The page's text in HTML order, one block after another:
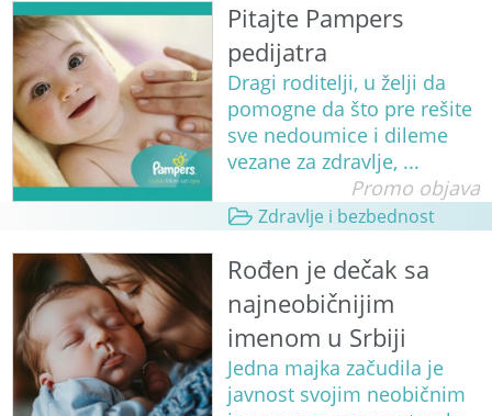
Pitajte Pampers
pedijatra
Dragi roditelji, u želji da
pomogne da što pre rešite
sve nedoumice i dileme
vezane za zdravlje, ...
Promo objava
Zdravlje i bezbednost
Rođen je dečak sa
najneobičnijim
imenom u Srbiji
Jedna majka začudila je
javnost svojim neobičnim